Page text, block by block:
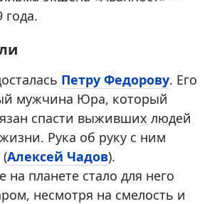
года.
Петру Федорову. Его
мужчина Юра, который
спасти выживших людей
Рука об руку с ним
Алексей Чадов).
планете стало для него
несмотря на смелость и